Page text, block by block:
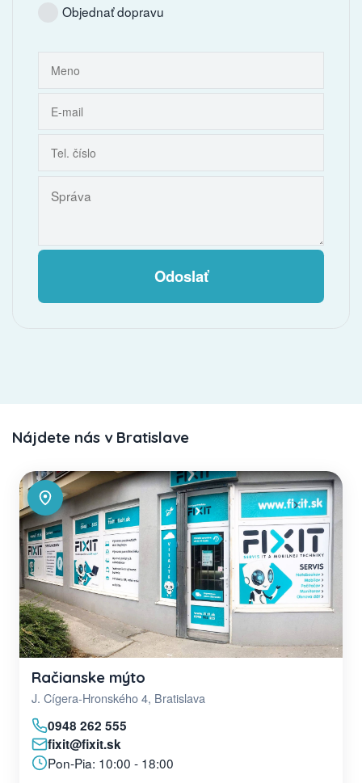
Objednať dopravu
Odoslať
Nájdete nás v Bratislave
Račianske mýto
J. Cígera-Hronského 4, Bratislava
0948 262 555
fixit@fixit.sk
Pon-Pia: 10:00 - 18:00